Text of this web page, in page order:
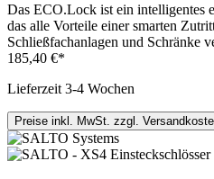
Das ECO.Lock ist ein intelligentes
das alle Vorteile einer smarten
Schließfachanlagen und Schränke
185,40 €*
Lieferzeit 3-4 Wochen
Preise inkl. MwSt. zzgl.